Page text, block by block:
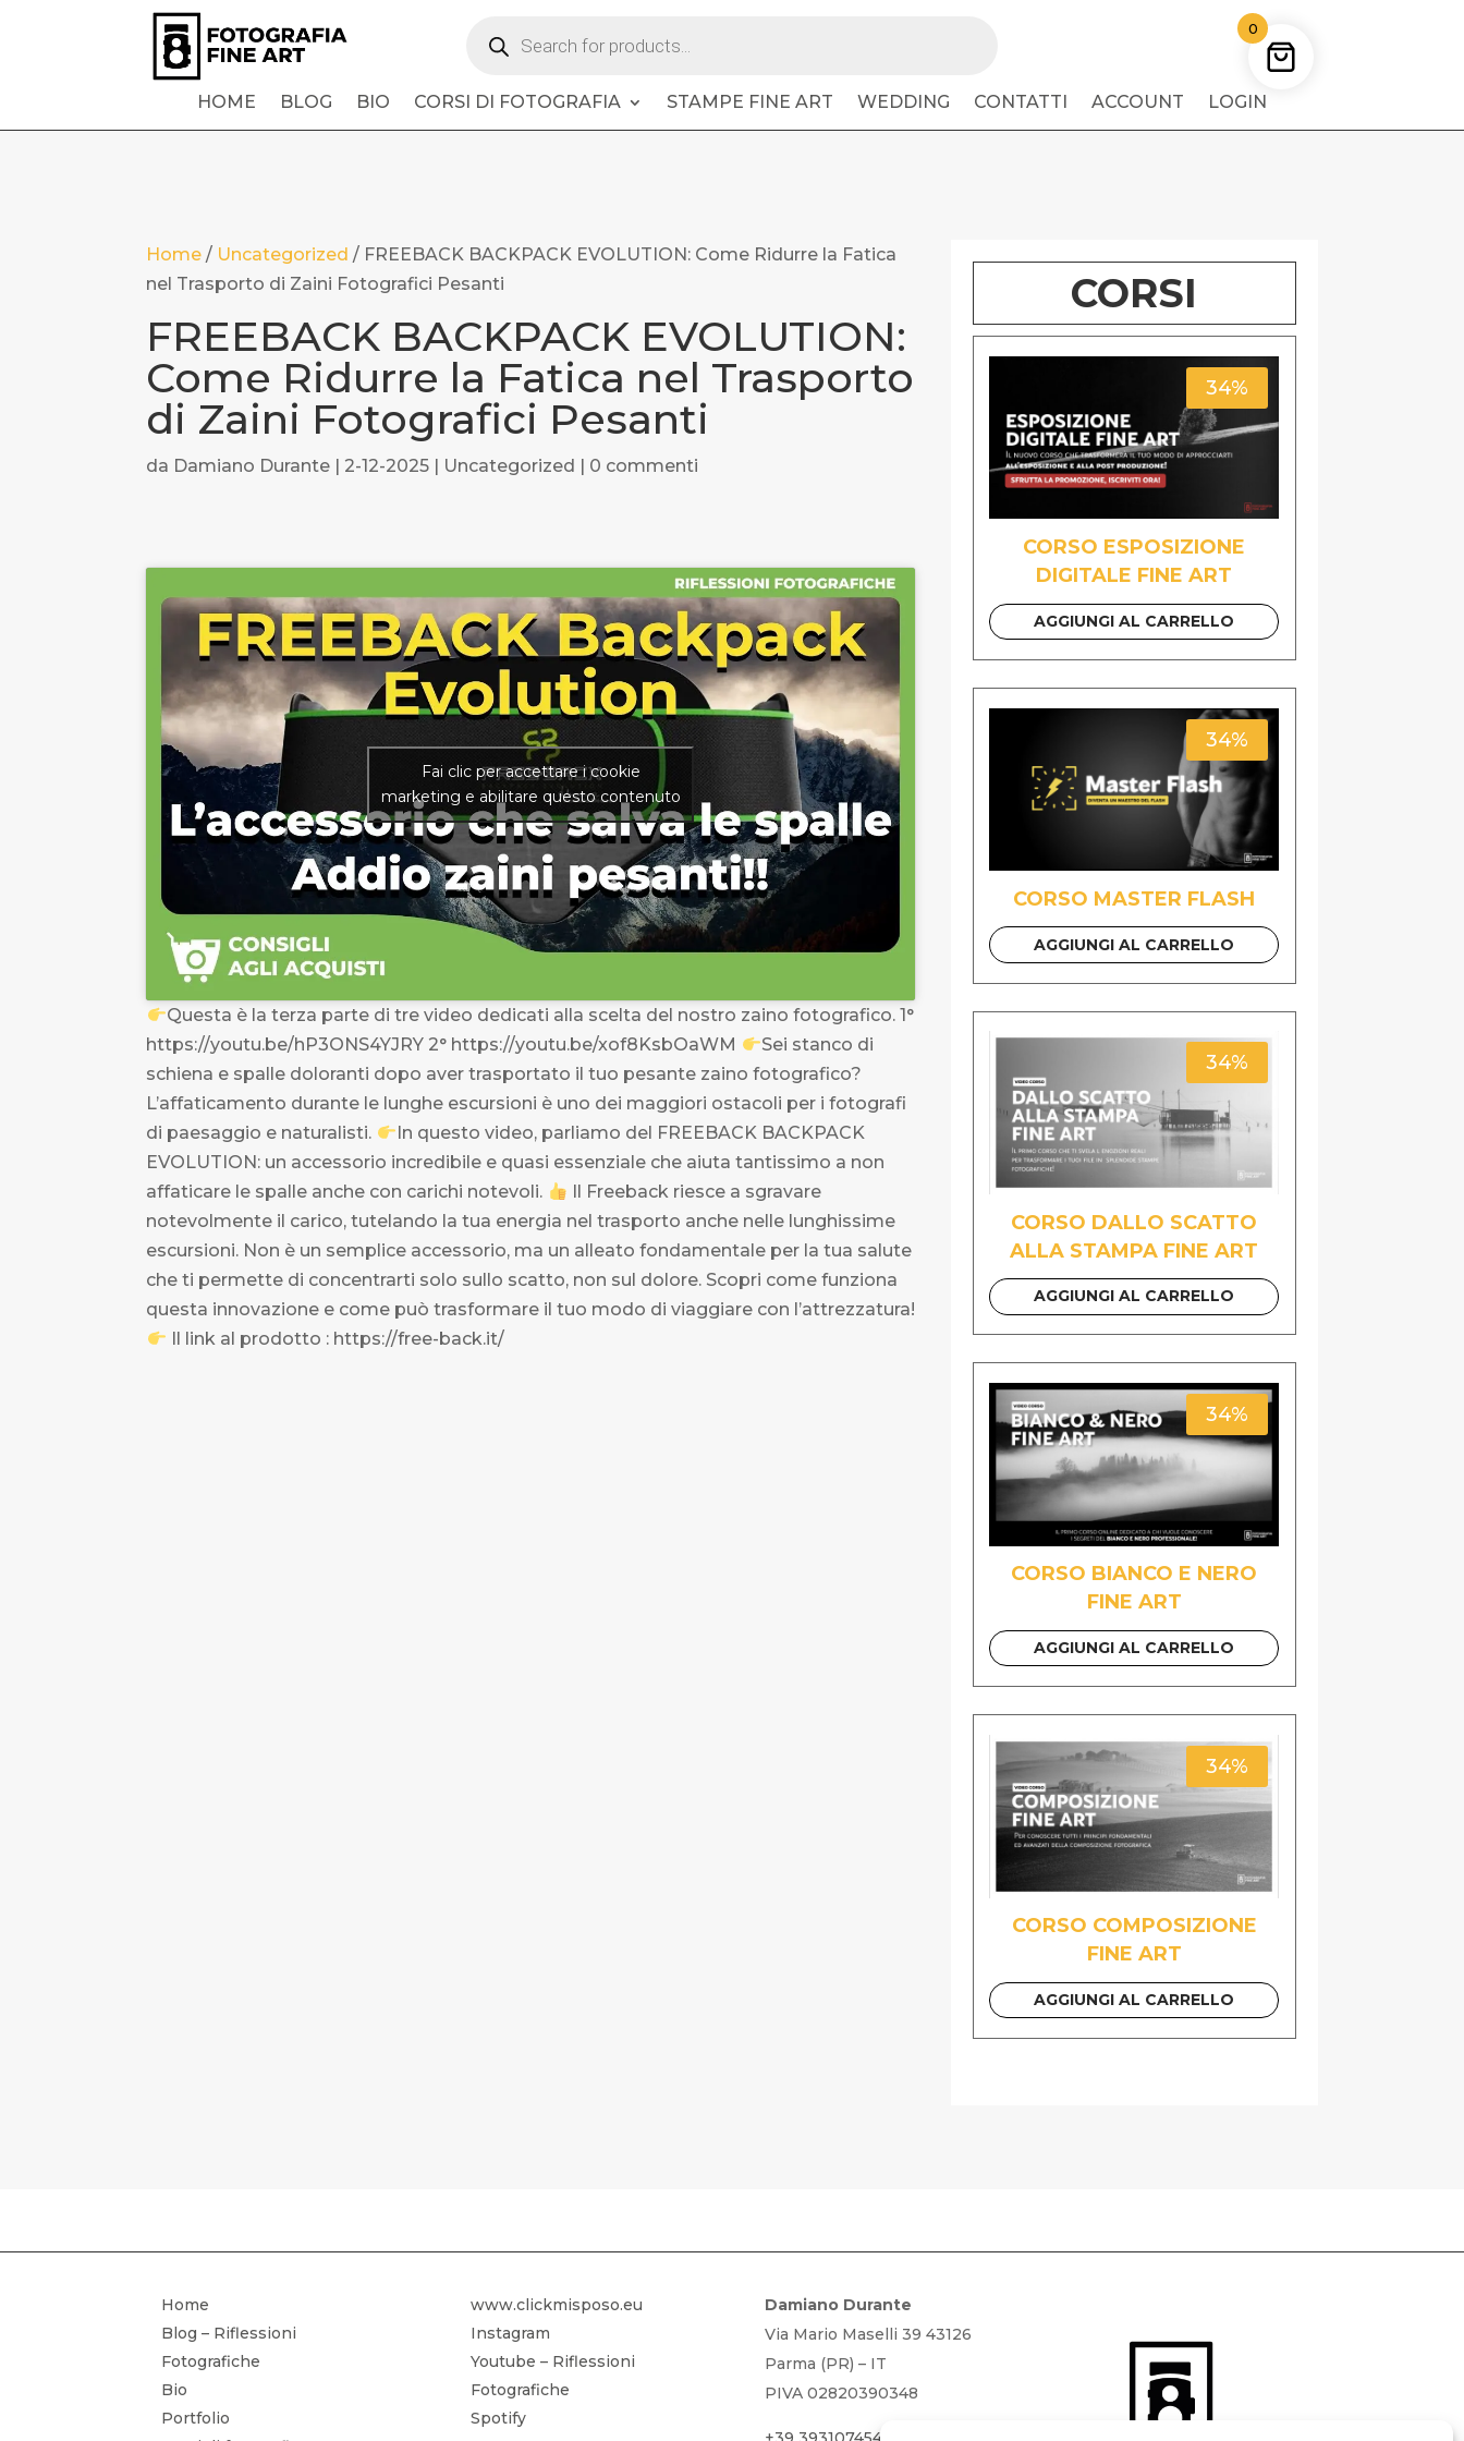
search
HOME BLOG BIO CORSI DI FOTOGRAFIA STAMPE FINE ART WEDDING CONTATTI ACCOUNT LOGIN
Home / Uncategorized / FREEBACK BACKPACK EVOLUTION: Come Ridurre la Fatica
nel Trasporto di Zaini Fotografici Pesanti
FREEBACK BACKPACK EVOLUTION:
Come Ridurre la Fatica nel Trasporto
di Zaini Fotografici Pesanti
da Damiano Durante | 2-12-2025 | Uncategorized | 0 commenti
Fai clic per accettare i cookie
marketing e abilitare questo contenuto
Questa è la terza parte di tre video dedicati alla scelta del nostro zaino fotografico. 1°
https://youtu.be/hP3ONS4YJRY 2° https://youtu.be/xof8KsbOaWM
Sei stanco di
schiena e spalle doloranti dopo aver trasportato il tuo pesante zaino fotografico?
L’affaticamento durante le lunghe escursioni è uno dei maggiori ostacoli per i fotografi
di paesaggio e naturalisti.
In questo video, parliamo del FREEBACK BACKPACK
EVOLUTION: un accessorio incredibile e quasi essenziale che aiuta tantissimo a non
affaticare le spalle anche con carichi notevoli.
Il Freeback riesce a sgravare
notevolmente il carico, tutelando la tua energia nel trasporto anche nelle lunghissime
escursioni. Non è un semplice accessorio, ma un alleato fondamentale per la tua salute
che ti permette di concentrarti solo sullo scatto, non sul dolore. Scopri come funziona
questa innovazione e come può trasformare il tuo modo di viaggiare con l’attrezzatura!
Il link al prodotto : https://free-back.it/
CORSI
34%
CORSO ESPOSIZIONE
DIGITALE FINE ART
AGGIUNGI AL CARRELLO
34%
CORSO MASTER FLASH
AGGIUNGI AL CARRELLO
34%
CORSO DALLO SCATTO
ALLA STAMPA FINE ART
AGGIUNGI AL CARRELLO
34%
CORSO BIANCO E NERO
FINE ART
AGGIUNGI AL CARRELLO
34%
CORSO COMPOSIZIONE
FINE ART
AGGIUNGI AL CARRELLO
Home
Blog – Riflessioni
Fotografiche
Bio
Portfolio
www.clickmisposo.eu
Instagram
Youtube – Riflessioni
Fotografiche
Spotify
Damiano Durante
Via Mario Maselli 39 43126
Parma (PR) – IT
PIVA 02820390348
0